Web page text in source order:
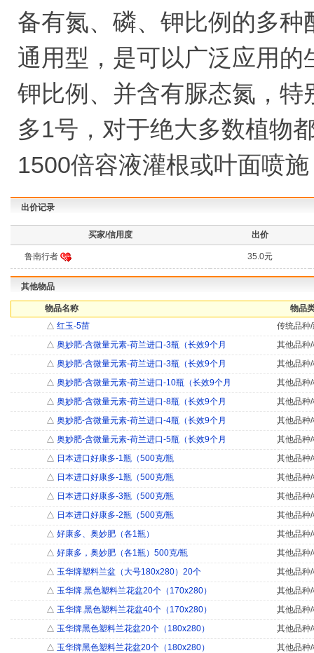
备有氮、磷、钾比例的多
通用型，是可以广泛应用
钾比例、并含有脲态氮，
多1号，对于绝大多数植物
1500倍容液灌根或叶面喷施
出价记录
买家/信用度 出价
鲁南行者 35.0元
其他物品
物品名称
物品
△ 红玉-5苗
传统品种
△ 奥妙肥-含微量元素-荷兰进口-3瓶（长效9个月
其他品种
△ 奥妙肥-含微量元素-荷兰进口-3瓶（长效9个月
其他品种
△ 奥妙肥-含微量元素-荷兰进口-10瓶（长效9个月
其他品种
△ 奥妙肥-含微量元素-荷兰进口-8瓶（长效9个月
其他品种
△ 奥妙肥-含微量元素-荷兰进口-4瓶（长效9个月
其他品种
△ 奥妙肥-含微量元素-荷兰进口-5瓶（长效9个月
其他品种
△ 日本进口好康多-1瓶（500克/瓶
其他品种
△ 日本进口好康多-1瓶（500克/瓶
其他品种
△ 日本进口好康多-3瓶（500克/瓶
其他品种
△ 日本进口好康多-2瓶（500克/瓶
其他品种
△ 好康多、奥妙肥（各1瓶）
其他品种
△ 好康多，奥妙肥（各1瓶）500克/瓶
其他品种
△ 玉华牌塑料兰盆（大号180x280）20个
其他品种
△ 玉华牌.黑色塑料兰花盆20个（170x280）
其他品种
△ 玉华牌.黑色塑料兰花盆40个（170x280）
其他品种
△ 玉华牌黑色塑料兰花盆20个（180x280）
其他品种
△ 玉华牌黑色塑料兰花盆20个（180x280）
其他品种